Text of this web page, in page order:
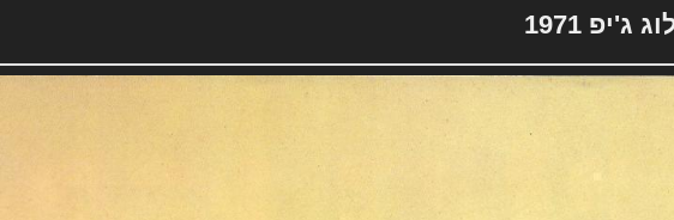
ג'יפ 1971